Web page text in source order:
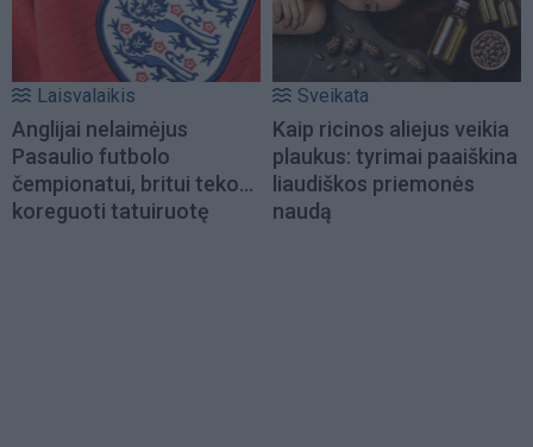
Laisvalaikis
Anglijai nelaimėjus
Pasaulio futbolo
čempionatui, britui teko...
koreguoti tatuiruotę
Sveikata
Kaip ricinos aliejus veikia
plaukus: tyrimai paaiškina
liaudiškos priemonės
naudą